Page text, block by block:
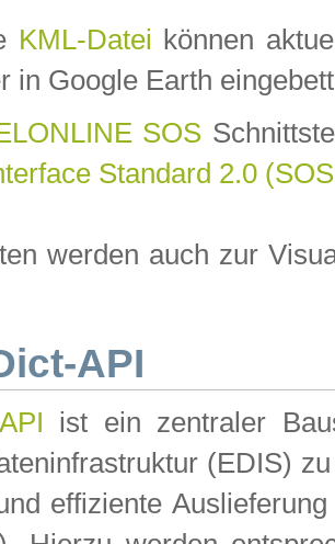
KML-Datei können
in Google Earth
SOS
Standard 2.0
werden auch zur
API
ist ein zentraler
(EDIS)
effiziente